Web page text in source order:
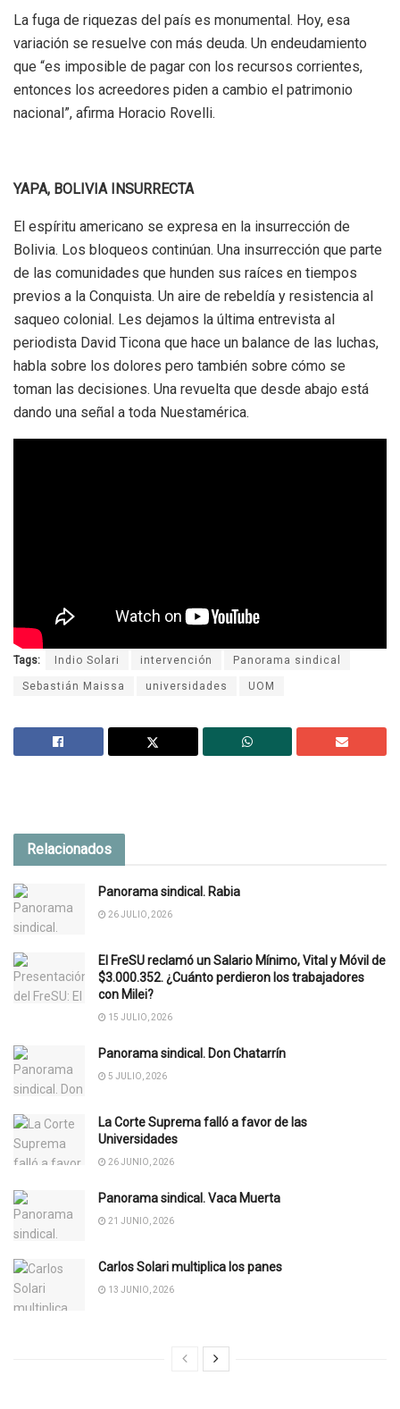
La fuga de riquezas del país es monumental. Hoy, esa
variación se resuelve con más deuda. Un endeudamiento
que “es imposible de pagar con los recursos corrientes,
entonces los acreedores piden a cambio el patrimonio
nacional”, afirma Horacio Rovelli.
YAPA, BOLIVIA INSURRECTA
El espíritu americano se expresa en la insurrección de
Bolivia. Los bloqueos continúan. Una insurrección que parte
de las comunidades que hunden sus raíces en tiempos
previos a la Conquista. Un aire de rebeldía y resistencia al
saqueo colonial. Les dejamos la última entrevista al
periodista David Ticona que hace un balance de las luchas,
habla sobre los dolores pero también sobre cómo se
toman las decisiones. Una revuelta que desde abajo está
dando una señal a toda Nuestamérica.
Tags: Indio Solari intervención Panorama sindical
Sebastián Maissa universidades UOM
Relacionados
Panorama sindical. Rabia
26 JULIO, 2026
El FreSU reclamó un Salario Mínimo, Vital y Móvil de
$3.000.352. ¿Cuánto perdieron los trabajadores
con Milei?
15 JULIO, 2026
Panorama sindical. Don Chatarrín
5 JULIO, 2026
La Corte Suprema falló a favor de las
Universidades
26 JUNIO, 2026
Panorama sindical. Vaca Muerta
21 JUNIO, 2026
Carlos Solari multiplica los panes
13 JUNIO, 2026